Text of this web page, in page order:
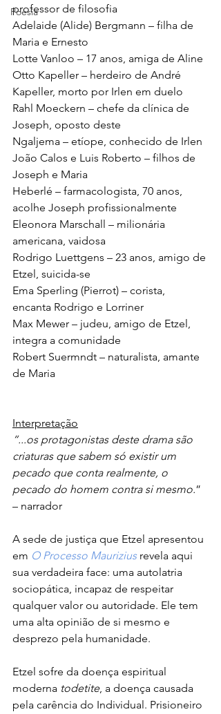
Poesia
professor de filosofia
Adelaide (Alide) Bergmann – filha de
Maria e Ernesto
Lotte Vanloo – 17 anos, amiga de Aline
Otto Kapeller – herdeiro de André
Kapeller, morto por Irlen em duelo
Rahl Moeckern – chefe da clínica de
Joseph, oposto deste
Ngaljema – etíope, conhecido de Irlen
João Calos e Luis Roberto – filhos de
Joseph e Maria
Heberlé – farmacologista, 70 anos,
acolhe Joseph profissionalmente
Eleonora Marschall – milionária
americana, vaidosa
Rodrigo Luettgens – 23 anos, amigo de
Etzel, suicida-se
Ema Sperling (Pierrot) – corista,
encanta Rodrigo e Lorriner
Max Mewer – judeu, amigo de Etzel,
integra a comunidade
Robert Suermndt – naturalista, amante
de Maria
Interpretação
“...os protagonistas deste drama são
criaturas que sabem só existir um
pecado que conta realmente, o
pecado do homem contra si mesmo.”
– narrador
A sede de justiça que Etzel apresentou
em O Processo Maurizius revela aqui
sua verdadeira face: uma autolatria
sociopática, incapaz de respeitar
qualquer valor ou autoridade. Ele tem
uma alta opinião de si mesmo e
desprezo pela humanidade.
Etzel sofre da doença espiritual
moderna todetite, a doença causada
pela carência do Individual. Prisioneiro